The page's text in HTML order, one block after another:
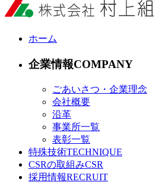
ホーム
企業情報
ごあいさつ・企業理念
会社概要
沿革
事業所一覧
表彰一覧
特殊技術
CSRの取組み
採用情報